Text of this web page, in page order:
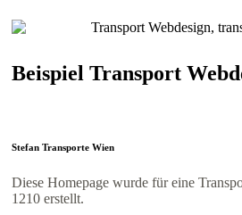
Beispiel Transport
Stefan Transporte Wien
Diese Homepage wurde für eine
1210 erstellt.